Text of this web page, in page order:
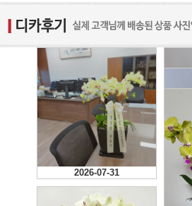
2026-07-31